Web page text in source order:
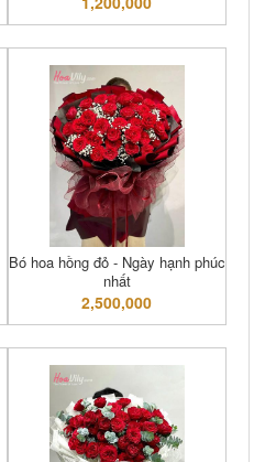
Bó hoa hồng đỏ - Ngày hạnh phúc
nhất
2,500,000